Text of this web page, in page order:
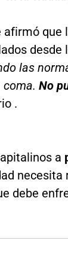
afirmó
desde
las
No
.
a
necesita
debe